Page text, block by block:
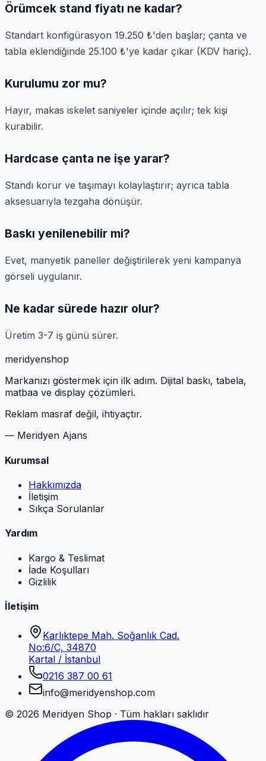
Örümcek stand fiyatı ne kadar?
Standart konfigürasyon 19.250 ₺'den başlar; çanta ve
tabla eklendiğinde 25.100 ₺'ye kadar çıkar (KDV hariç).
Kurulumu zor mu?
Hayır, makas iskelet saniyeler içinde açılır; tek kişi
kurabilir.
Hardcase çanta ne işe yarar?
Standı korur ve taşımayı kolaylaştırır; ayrıca tabla
aksesuarıyla tezgaha dönüşür.
Baskı yenilenebilir mi?
Evet, manyetik paneller değiştirilerek yeni kampanya
görseli uygulanır.
Ne kadar sürede hazır olur?
Üretim 3-7 iş günü sürer.
meridyenshop
Markanızı göstermek için ilk adım. Dijital baskı, tabela,
matbaa ve display çözümleri.
Reklam masraf değil, ihtiyaçtır.
— Meridyen Ajans
Kurumsal
Hakkımızda
İletişim
Sıkça Sorulanlar
Yardım
Kargo & Teslimat
İade Koşulları
Gizlilik
İletişim
Karlıktepe Mah. Soğanlık Cad.
No:6/C, 34870
Kartal / İstanbul
0216 387 00 61
info@meridyenshop.com
© 2026 Meridyen Shop · Tüm hakları saklıdır